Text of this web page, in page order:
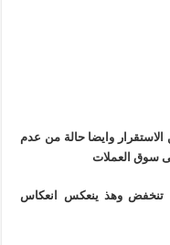
وايضا حالة من عدم
سوق العملات
تنخفض وهذ ينعكس انعكاس